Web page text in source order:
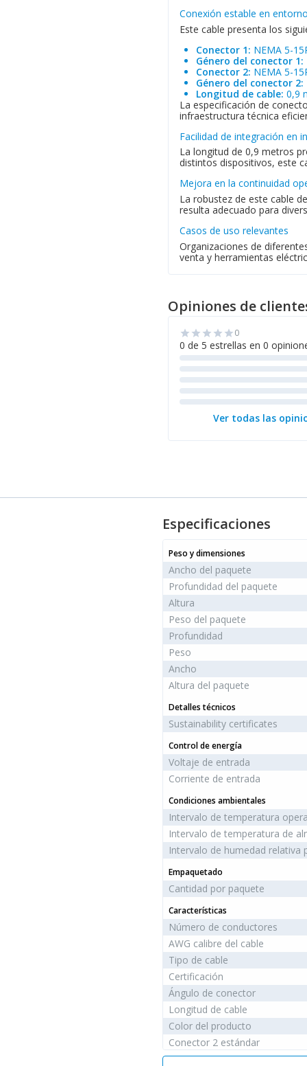
Conexión estable en
Este cable presenta los
Conector 1: NEMA 5-
Género del conector 1:
Conector 2: NEMA 5-
Género del conector 2:
Longitud de cable: 0,9
La especificación de
infraestructura técnica
Facilidad de integración en
La longitud de 0,9 metros
distintos dispositivos, este
Mejora en la continuidad
La robustez de este cable
resulta adecuado para
Casos de uso relevantes
Organizaciones de
venta y herramientas
Opiniones de
star star star star star0
0 de 5 estrellas en 0
Ver todas las
Especificaciones
Peso y dimensiones
Ancho del paquete
Profundidad del paquete
Altura
Peso del paquete
Profundidad
Peso
Ancho
Altura del paquete
Detalles técnicos
Sustainability certificates
Control de energía
Voltaje de entrada
Corriente de entrada
Condiciones ambientales
Intervalo de temperatura
Intervalo de temperatura de
Intervalo de humedad relativa
Empaquetado
Cantidad por paquete
Características
Número de conductores
AWG calibre del cable
Tipo de cable
Certificación
Ángulo de conector
Longitud de cable
Color del producto
Conector 2 estándar
Género del conector 1